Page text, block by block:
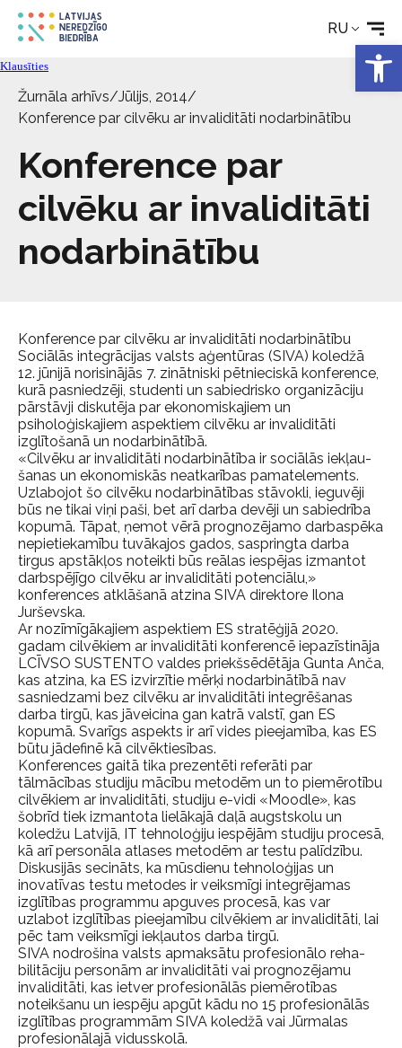
RU
Реабилитация
Технические средства
Новости
Услуги
Об Обществе
Klausīties
Žurnāla arhīvs/Jūlijs, 2014/
Konference par cilvēku ar invaliditāti nodarbinātību
Konference par
cilvēku ar invaliditāti
nodarbinātību
Konference par cilvēku ar invaliditāti nodarbinātību
Sociālās integrācijas valsts aģentūras (SIVA) koledžā
12. jūnijā norisinājās 7. zinātniski pētnieciskā konference,
kurā pasniedzēji, studenti un sabiedrisko organizāciju
pārstāvji diskutēja par ekonomiskajiem un
psiholoģiskajiem aspektiem cilvēku ar invaliditāti
izglītošanā un nodarbinātībā.
«Cilvēku ar invaliditāti nodarbinātība ir sociālās iekļau-
šanas un ekonomiskās neatkarības pamatelements.
Uzlabojot šo cilvēku nodarbinātības stāvokli, ieguvēji
būs ne tikai viņi paši, bet arī darba devēji un sabiedrība
kopumā. Tāpat, ņemot vērā prognozējamo darbaspēka
nepietiekamību tuvākajos gados, saspringta darba
tirgus apstākļos noteikti būs reālas iespējas izmantot
darbspējīgo cilvēku ar invaliditāti potenciālu,»
konferences atklāšanā atzina SIVA direktore Ilona
Jurševska.
Ar nozīmīgākajiem aspektiem ES stratēģijā 2020.
gadam cilvēkiem ar invaliditāti konferencē iepazīstināja
LCĪVSO SUSTENTO valdes priekšsēdētāja Gunta Anča,
kas atzina, ka ES izvirzītie mērķi nodarbinātībā nav
sasniedzami bez cilvēku ar invaliditāti integrēšanas
darba tirgū, kas jāveicina gan katrā valstī, gan ES
kopumā. Svarīgs aspekts ir arī vides pieejamība, kas ES
būtu jādefinē kā cilvēktiesības.
Konferences gaitā tika prezentēti referāti par
tālmācības studiju mācību metodēm un to piemērotību
cilvēkiem ar invaliditāti, studiju e-vidi «Moodle», kas
šobrīd tiek izmantota lielākajā daļā augstskolu un
koledžu Latvijā, IT tehnoloģiju iespējām studiju procesā,
kā arī personāla atlases metodēm ar testu palīdzību.
Diskusijās secināts, ka mūsdienu tehnoloģijas un
inovatīvas testu metodes ir veiksmīgi integrējamas
izglītības programmu apguves procesā, kas var
uzlabot izglītības pieejamību cilvēkiem ar invaliditāti, lai
pēc tam veiksmīgi iekļautos darba tirgū.
SIVA nodrošina valsts apmaksātu profesionālo reha-
bilitāciju personām ar invaliditāti vai prognozējamu
invaliditāti, kas ietver profesionālās piemērotības
noteikšanu un iespēju apgūt kādu no 15 profesionālās
izglītības programmām SIVA koledžā vai Jūrmalas
profesionālajā vidusskolā.